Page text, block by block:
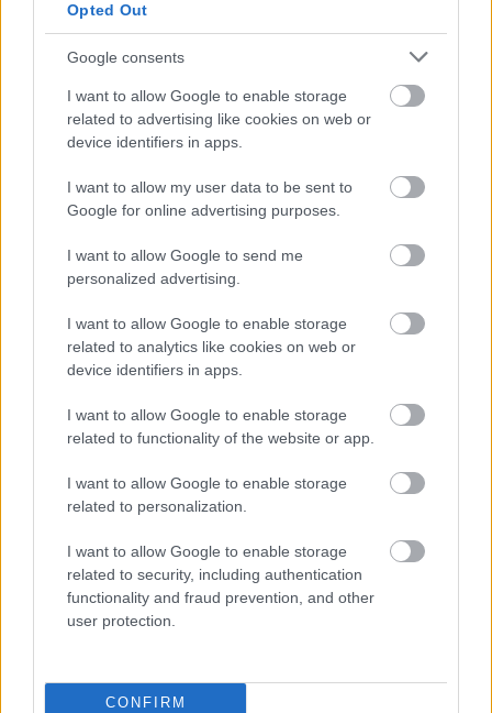
Opted Out
Google consents
I want to allow Google to enable storage
related to advertising like cookies on web or
device identifiers in apps.
I want to allow my user data to be sent to
Google for online advertising purposes.
I want to allow Google to send me
personalized advertising.
I want to allow Google to enable storage
related to analytics like cookies on web or
device identifiers in apps.
I want to allow Google to enable storage
related to functionality of the website or app.
I want to allow Google to enable storage
related to personalization.
I want to allow Google to enable storage
related to security, including authentication
functionality and fraud prevention, and other
user protection.
CONFIRM
3 napja
Hakkinen megtartaná a Norris-Piastri párost a
McLarennél, nem borítaná fel Verstappenért
Megvan, mikor kezdődik az F1-es Bahreini Nagydíj